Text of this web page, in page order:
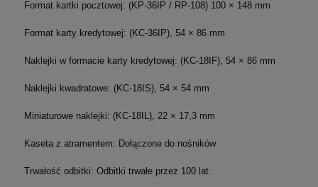
Format kartki pocztowej: (KP-36IP / RP-108) 100 × 148 mm
Format karty kredytowej: (KC-36IP), 54 × 86 mm
Naklejki w formacie karty kredytowej: (KC-18IF), 54 × 86 mm
Naklejki kwadratowe: (KC-18IS), 54 × 54 mm
Miniaturowe naklejki: (KC-18IL), 22 × 17,3 mm
Kaseta z atramentem: Dołączone do nośników
Trwałość odbitki: Odbitki trwałe przez 100 lat